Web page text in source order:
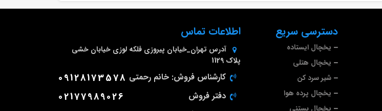
دسترسی سریع
یخچال ایستاده
یخچال هتلی
شیر سرد کن
یخچال پرده هوا
یخچال بستنی
اطلاعات تماس
آدرس تهران_خیابان پیروزی فلکه لوزی خیابان خشی
پلاک 1129
کارشناس فروش: خانم رحمتی 09128173578
دفتر فروش 02177989026